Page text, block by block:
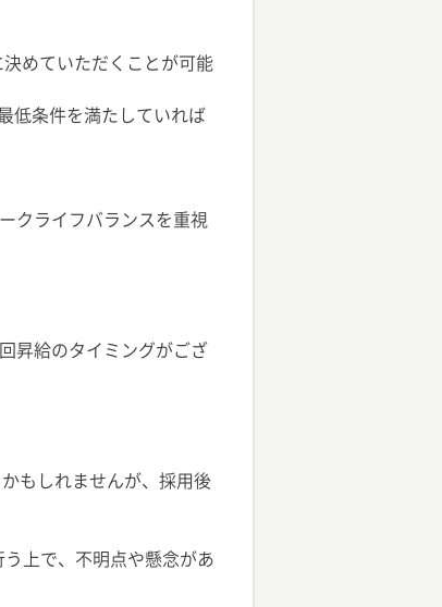
めていただくことが可能
低条件を満たしていれば
クライフバランスを重視
昇給のタイミングがござ
もしれませんが、採用後
上で、不明点や懸念があ